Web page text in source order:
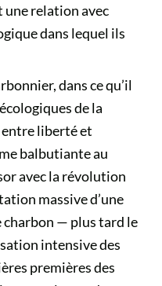
une relation avec
dans lequel ils
dans ce qu’il
de la
entre liberté et
balbutiante au
avec la révolution
massive d’une
charbon — plus tard le
intensive des
premières des